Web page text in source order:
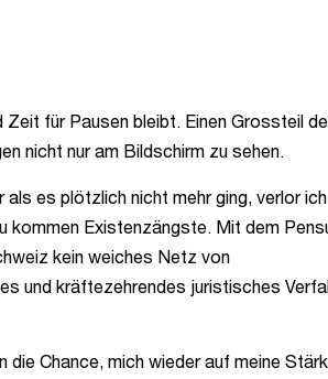
für Pausen bleibt. Einen Grossteil
nicht nur am Bildschirm zu sehen.
es plötzlich nicht mehr ging, verlor ich
kommen Existenzängste. Mit dem
kein weiches Netz von
und kräftezehrendes juristisches
Chance, mich wieder auf meine